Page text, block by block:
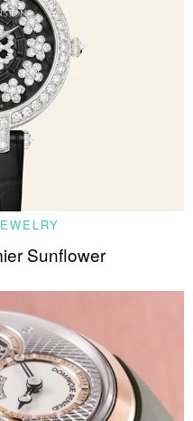
Sunflower